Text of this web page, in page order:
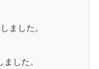
ました。
した。